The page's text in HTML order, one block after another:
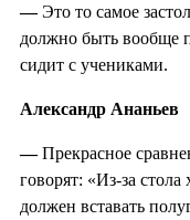
—Это то самое
должно быть вообще
сидит с учениками.
Александр Ананьев
—Прекрасное
говорят: «Из-за
должен вставать